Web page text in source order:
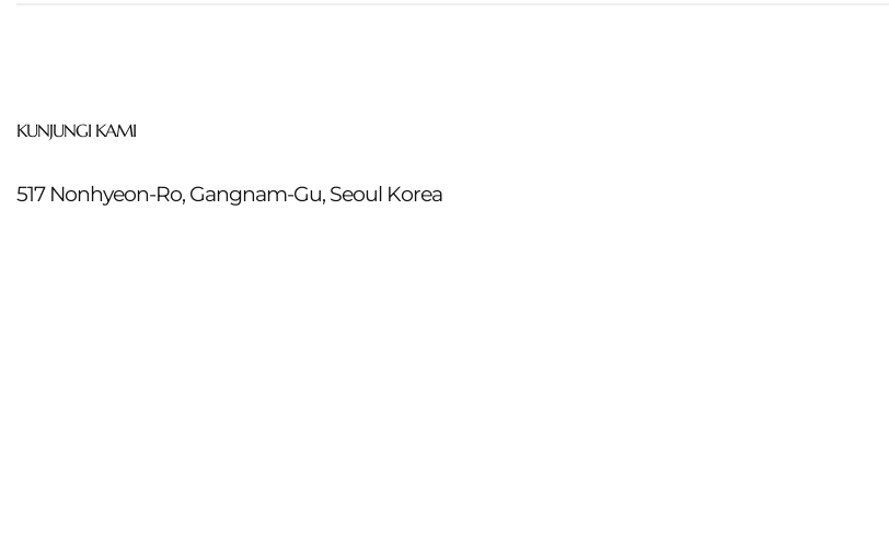
KUNJUNGI KAMI
517 Nonhyeon-Ro, Gangnam-Gu, Seoul Korea